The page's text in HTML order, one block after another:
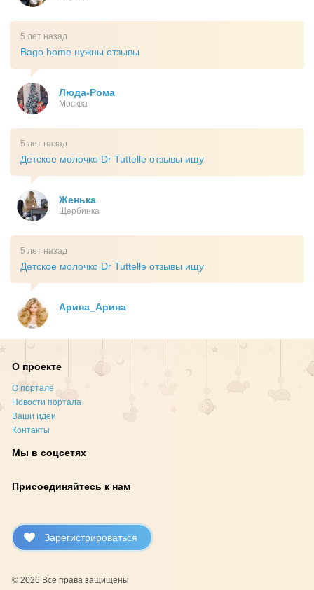
5 лет назад
Bago home нужны отзывы
Люда-Рома
Москва
5 лет назад
Детское молочко Dr Tuttelle отзывы ищу
Женька
Щербинка
5 лет назад
Детское молочко Dr Tuttelle отзывы ищу
Арина_Арина
О проекте
О портале
Новости портала
Ваши идеи
Контакты
Мы в соцсетях
Присоединяйтесь к нам
Зарегистрироваться
© 2026 Все права защищены